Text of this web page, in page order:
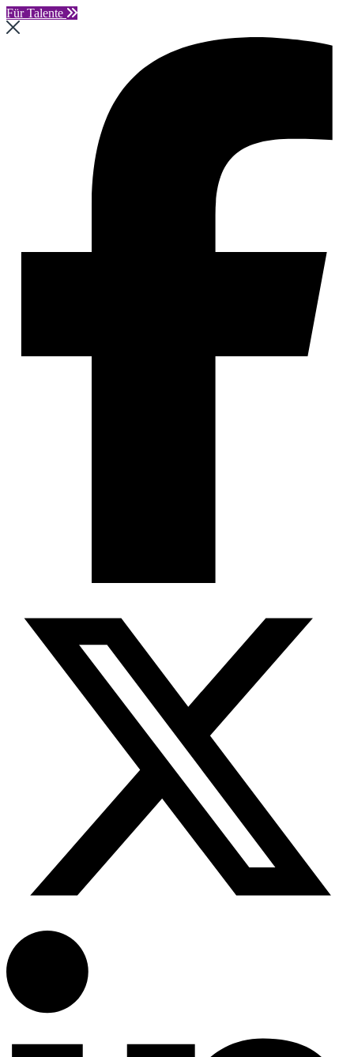
Für Talente